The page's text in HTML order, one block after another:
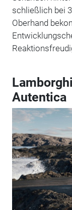
schließlich bei
Oberhand
Autentica